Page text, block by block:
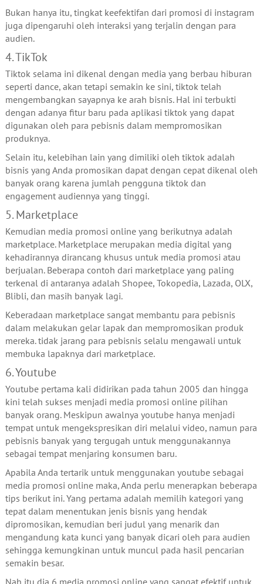
Bukan hanya itu, tingkat keefektifan dari promosi di instagram
juga dipengaruhi oleh interaksi yang terjalin dengan para
audien.
4. TikTok
Tiktok selama ini dikenal dengan media yang berbau hiburan
seperti dance, akan tetapi semakin ke sini, tiktok telah
mengembangkan sayapnya ke arah bisnis. Hal ini terbukti
dengan adanya fitur baru pada aplikasi tiktok yang dapat
digunakan oleh para pebisnis dalam mempromosikan
produknya.
Selain itu, kelebihan lain yang dimiliki oleh tiktok adalah
bisnis yang Anda promosikan dapat dengan cepat dikenal oleh
banyak orang karena jumlah pengguna tiktok dan
engagement audiennya yang tinggi.
5. Marketplace
Kemudian media promosi online yang berikutnya adalah
marketplace. Marketplace merupakan media digital yang
kehadirannya dirancang khusus untuk media promosi atau
berjualan. Beberapa contoh dari marketplace yang paling
terkenal di antaranya adalah Shopee, Tokopedia, Lazada, OLX,
Blibli, dan masih banyak lagi.
Keberadaan marketplace sangat membantu para pebisnis
dalam melakukan gelar lapak dan mempromosikan produk
mereka. tidak jarang para pebisnis selalu mengawali untuk
membuka lapaknya dari marketplace.
6. Youtube
Youtube pertama kali didirikan pada tahun 2005 dan hingga
kini telah sukses menjadi media promosi online pilihan
banyak orang. Meskipun awalnya youtube hanya menjadi
tempat untuk mengekspresikan diri melalui video, namun para
pebisnis banyak yang tergugah untuk menggunakannya
sebagai tempat menjaring konsumen baru.
Apabila Anda tertarik untuk menggunakan youtube sebagai
media promosi online maka, Anda perlu menerapkan beberapa
tips berikut ini. Yang pertama adalah memilih kategori yang
tepat dalam menentukan jenis bisnis yang hendak
dipromosikan, kemudian beri judul yang menarik dan
mengandung kata kunci yang banyak dicari oleh para audien
sehingga kemungkinan untuk muncul pada hasil pencarian
semakin besar.
Nah itu dia 6 media promosi online yang sangat efektif untuk